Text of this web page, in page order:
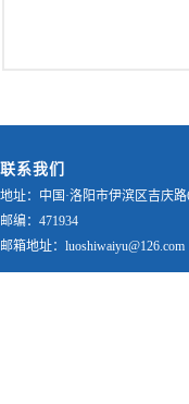
联系我们
地址：中国·洛阳市伊滨区吉庆路
邮编：471934
邮箱地址：luoshiwaiyu@126.com